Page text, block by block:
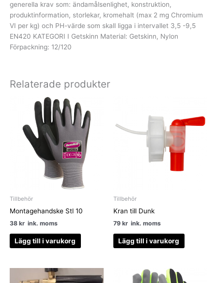
generella krav som: ändamålsenlighet, konstruktion,
produktinformation, storlekar, kromehalt (max 2 mg Chromium
VI per kg) och PH-värde som skall ligga i intervallet 3,5 -9,5
EN420 KATEGORI I Getskinn Material: Getskinn, Nylon
Förpackning: 12/120
Relaterade produkter
Tillbehör
Montagehandske Stl 10
38 kr ink. moms
Lägg till i varukorg
Tillbehör
Kran till Dunk
79 kr ink. moms
Lägg till i varukorg